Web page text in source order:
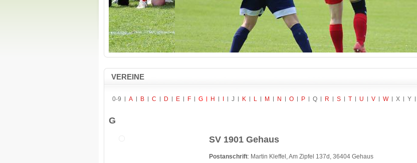
VEREINE
0-9 A B C D E F G H J K L M N O P Q R S T U V W X Y
G
SV 1901 Gehaus
Postanschrift: Martin Kleffel, Am Zipfel 137d, 36404 Gehaus